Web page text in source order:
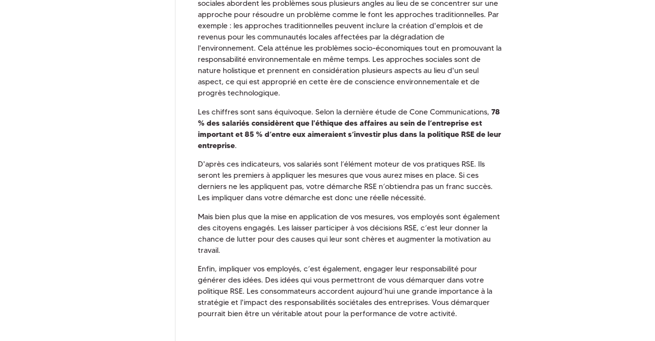
sociales abordent les problèmes sous plusieurs angles au lieu de se concentrer sur une
approche pour résoudre un problème comme le font les approches traditionnelles. Par
exemple : les approches traditionnelles peuvent inclure la création d'emplois et de
revenus pour les communautés locales affectées par la dégradation de
l'environnement. Cela atténue les problèmes socio-économiques tout en promouvant la
responsabilité environnementale en même temps. Les approches sociales sont de
nature holistique et prennent en considération plusieurs aspects au lieu d'un seul
aspect, ce qui est approprié en cette ère de conscience environnementale et de
progrès technologique.
Les chiffres sont sans équivoque. Selon la dernière étude de Cone Communications,78
% des salariés considèrent que l'éthique des affaires au sein de l’entreprise est
important et 85 % d’entre eux aimeraient s’investir plus dans la politique RSE de leur
entreprise.
D'après ces indicateurs, vos salariés sont l’élément moteur de vos pratiques RSE. Ils
seront les premiers à appliquer les mesures que vous aurez mises en place. Si ces
derniers ne les appliquent pas, votre démarche RSE n’obtiendra pas un franc succès.
Les impliquer dans votre démarche est donc une réelle nécessité.
Mais bien plus que la mise en application de vos mesures, vos employés sont également
des citoyens engagés. Les laisser participer à vos décisions RSE, c’est leur donner la
chance de lutter pour des causes qui leur sont chères et augmenter la motivation au
travail.
Enfin, impliquer vos employés, c’est également, engager leur responsabilité pour
générer des idées. Des idées qui vous permettront de vous démarquer dans votre
politique RSE. Les consommateurs accordent aujourd’hui une grande importance à la
stratégie et l'impact des responsabilités sociétales des entreprises. Vous démarquer
pourrait bien être un véritable atout pour la performance de votre activité.